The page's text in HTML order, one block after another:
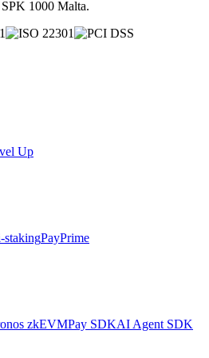
1000 Malta.
Up
stakingPayPrime
zkEVMPay SDKAI Agent SDK